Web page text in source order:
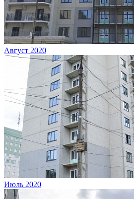
Август 2020
Июль 2020